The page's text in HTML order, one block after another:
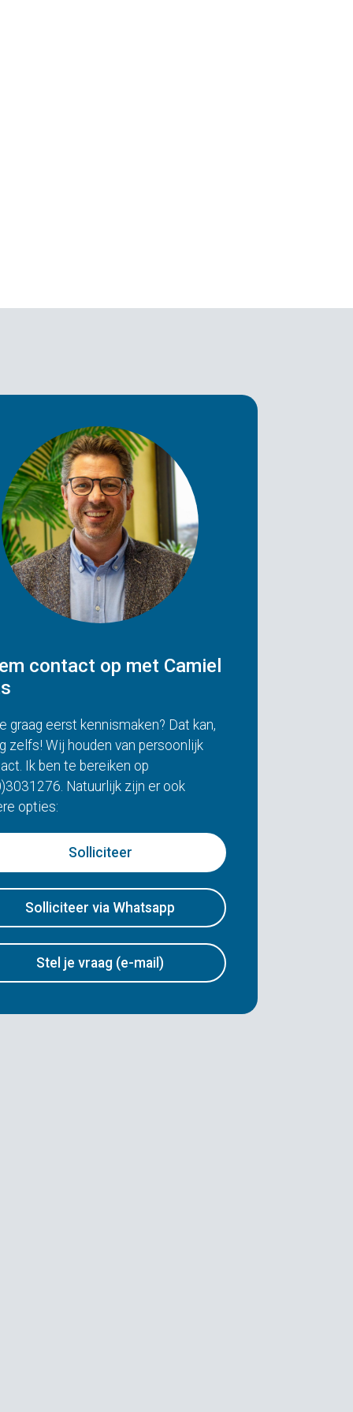
contact op met Camiel
graag eerst kennismaken? Dat kan,
zelfs! Wij houden van persoonlijk
Ik ben te bereiken op
Natuurlijk zijn er ook
opties:
Solliciteer
Solliciteer via Whatsapp
Stel je vraag (e-mail)